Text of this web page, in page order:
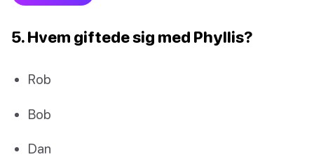
5. Hvem giftede sig med Phyllis?
Rob
Bob
Dan